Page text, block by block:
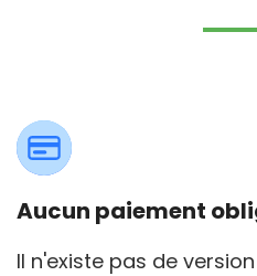
Aucun paiement
Il n'existe pas de